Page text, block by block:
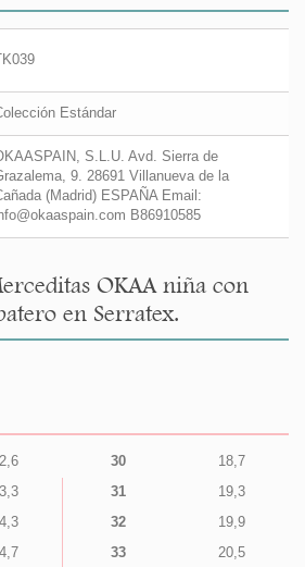
Estándar
S.L.U. Avd. Sierra de
9. 28691 Villanueva de la
(Madrid) ESPAÑA Email:
B86910585
OKAA niña con
en Serratex.
30
18,7
31
19,3
32
19,9
33
20,5